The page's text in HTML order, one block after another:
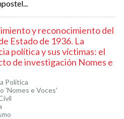
y reconocimiento del
Estado de 1936. La
política y sus víctimas: el
de investigación Nomes e
Política
'Nomes e Voces'